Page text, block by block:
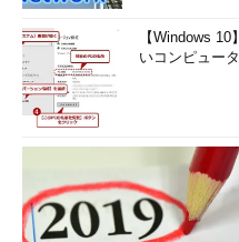
【Windows
いコンピュー